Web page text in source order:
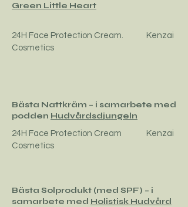
Green Little Heart
24H Face Protection Cream. Kenzai
Cosmetics
Bästa Nattkräm – i samarbete med
podden Hudvårdsdjungeln
24H Face Protection Cream Kenzai
Cosmetics
Bästa Solprodukt (med SPF) – i
samarbete med Holistisk Hudvård